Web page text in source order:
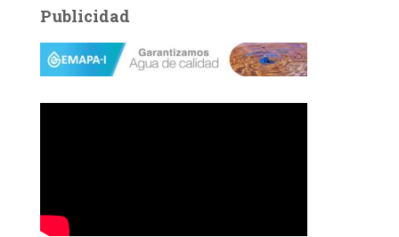
g
o
a
Publicidad